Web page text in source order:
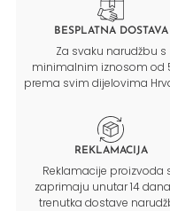
BESPLATNA DOSTAVA
Za svaku narudžbu s
minimalnim iznosom od
prema svim dijelovima
REKLAMACIJA
Reklamacije proizvoda
zaprimaju unutar 14
trenutka dostave